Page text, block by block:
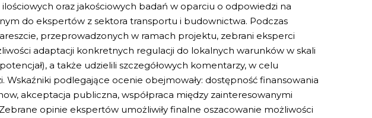
oraz jakościowych badań w oparciu o odpowiedzi na
do ekspertów z sektora transportu i budownictwa. Podczas
przeprowadzonych w ramach projektu, zebrani eksperci
adaptacji konkretnych regulacji do lokalnych warunków w skali
a także udzielili szczegółowych komentarzy, w celu
Wskaźniki podlegające ocenie obejmowały: dostępność finansowania
akceptacja publiczna, współpraca między zainteresowanymi
opinie ekspertów umożliwiły finalne oszacowanie możliwości